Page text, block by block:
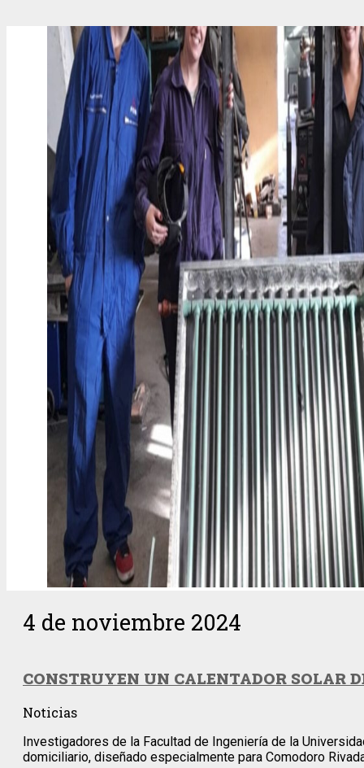
4 de noviembre 2024
CONSTRUYEN UN CALENTADOR SOLAR
Noticias
Investigadores de la Facultad de Ingeniería de la
domiciliario, diseñado especialmente para Comodoro